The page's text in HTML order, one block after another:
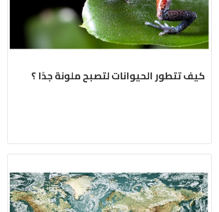
كيف تتطور الحيوانات لتصبح ملونة جدًا ؟